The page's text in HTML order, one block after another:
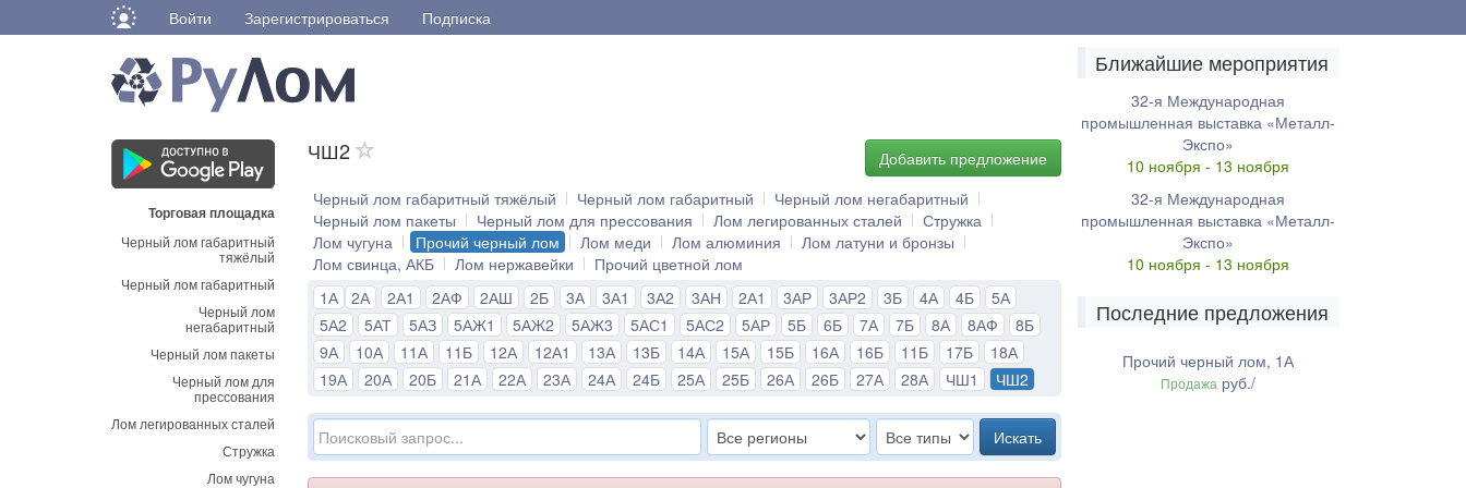
Войти Зарегистрироваться Подписка
Торговая площадка
Черный лом габаритный
тяжёлый
Черный лом габаритный
Черный лом
негабаритный
Черный лом пакеты
Черный лом для
прессования
Лом легированных сталей
Стружка
Лом чугуна
ЧШ2
Добавить предложение
Черный лом габаритный тяжёлый
Черный лом габаритный
Черный лом негабаритный
Черный лом пакеты
Черный лом для прессования Лом легированных сталей
Стружка
Лом чугуна
Прочий черный лом Лом меди Лом алюминия
Лом латуни и бронзы
Лом свинца, АКБ
Лом нержавейки
Прочий цветной лом
1А
2А 2А1 2АФ 2АШ 2Б 3А 3А1 3А2 3АН 2А1 3АР 3АР2 3Б 4А 4Б
5А
5А2
5АТ 5АЗ 5АЖ1 5АЖ2 5АЖ3 5АС1 5АС2 5АР 5Б 6Б 7А 7Б 8А 8АФ
8Б
9А
10А 11А 11Б 12А 12А1 13А 13Б 14А 15А 15Б 16А 16Б 11Б 17Б
18А
19А
20А 20Б 21А 22А 23А 24А 24Б 25А 25Б 26А 26Б 27А 28А ЧШ1 ЧШ2
Искать
Ближайшие мероприятия
32-я Международная
промышленная выставка «Металл-
Экспо»
10 ноября - 13 ноября
32-я Международная
промышленная выставка «Металл-
Экспо»
10 ноября - 13 ноября
Последние предложения
Прочий черный лом, 1А
Продажа руб./